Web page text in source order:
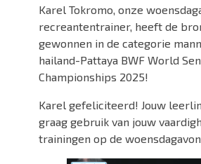
Karel Tokromo, onze
recreantentrainer, heeft de
gewonnen in de categorie
hailand-Pattaya BWF World
Championships 2025!
Karel gefeliciteerd! Jouw
graag gebruik van jouw
trainingen op de